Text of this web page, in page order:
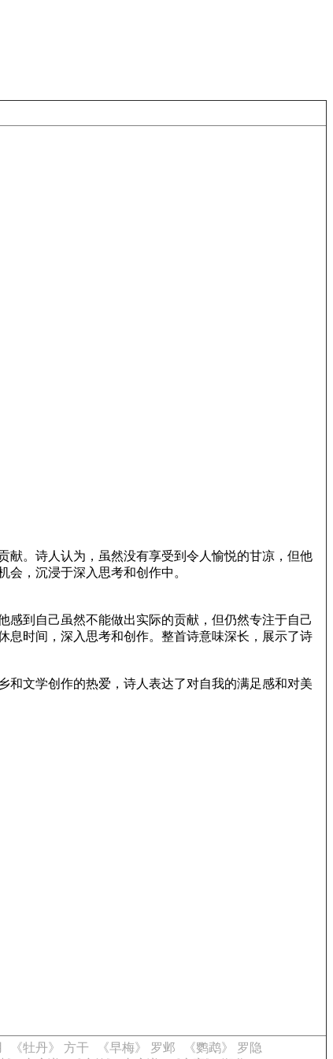
献。诗人认为，虽然没有享受到令人愉悦的甘凉，但他
，沉浸于深入思考和创作中。
到自己虽然不能做出实际的贡献，但仍然专注于自己
息时间，深入思考和创作。整首诗意味深长，展示了诗
和文学创作的热爱，诗人表达了对自我的满足感和对美
《牡丹》 方干 《早梅》 罗邺
《鹦鹉》 罗隐